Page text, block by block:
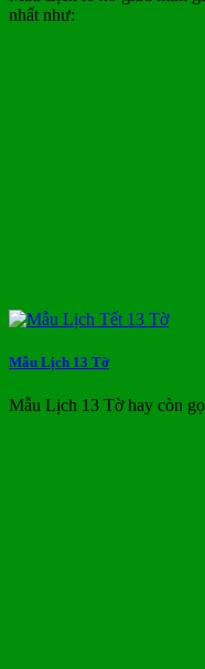
nhất như:
Mẫu Lịch 13 Tờ
Mẫu Lịch 13 Tờ hay còn